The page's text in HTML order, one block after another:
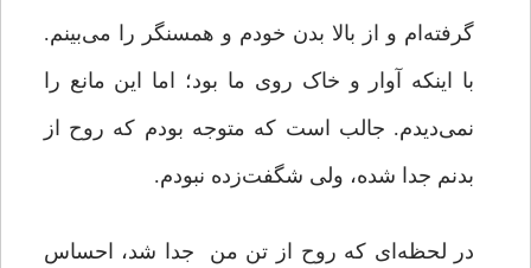
گرفته‌ام و از بالا بدن خودم و همسنگر را می‌بینم.
با اینکه آوار و خاک روی ما بود؛ اما این مانع را
نمی‌دیدم. جالب است که متوجه بودم که روح از
بدنم جدا شده، ولی شگفت‌زده نبودم.
در لحظه‌ای که روح از تن من جدا شد، احساس